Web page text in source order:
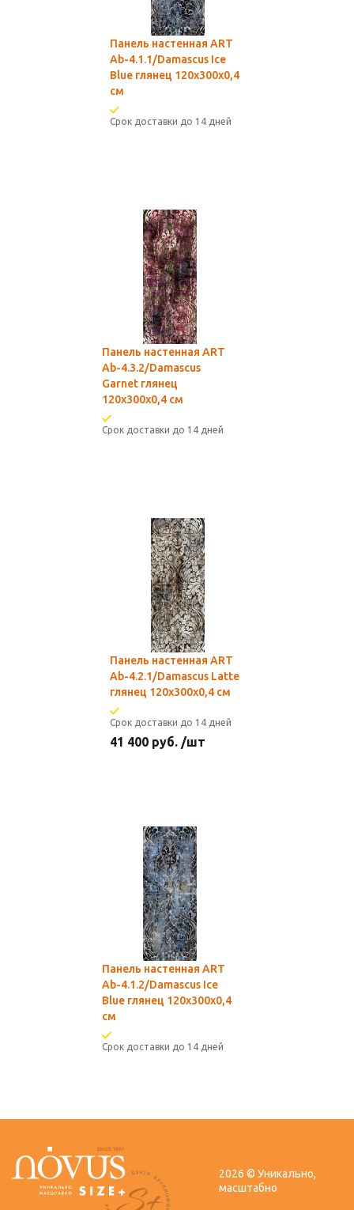
Панель настенная ART
Ab-4.1.1/Damascus Ice
Blue глянец 120х300x0,4
см
Срок доставки до 14 дней
Панель настенная ART
Ab-4.3.2/Damascus
Garnet глянец
120х300x0,4 см
Срок доставки до 14 дней
Панель настенная ART
Ab-4.2.1/Damascus Latte
глянец 120х300x0,4 см
Срок доставки до 14 дней
41 400 руб. /шт
Панель настенная ART
Ab-4.1.2/Damascus Ice
Blue глянец 120х300x0,4
см
Срок доставки до 14 дней
2026 © Уникально,
масштабно